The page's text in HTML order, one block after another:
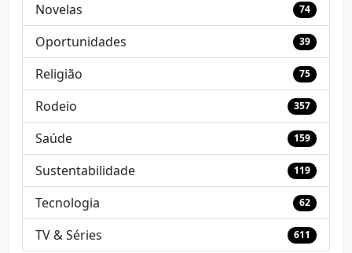
Novelas 74
Oportunidades 39
Religião 75
Rodeio 357
Saúde 159
Sustentabilidade 119
Tecnologia 62
TV & Séries 611